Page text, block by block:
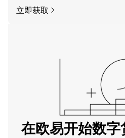
立即获取
在欧易开始数